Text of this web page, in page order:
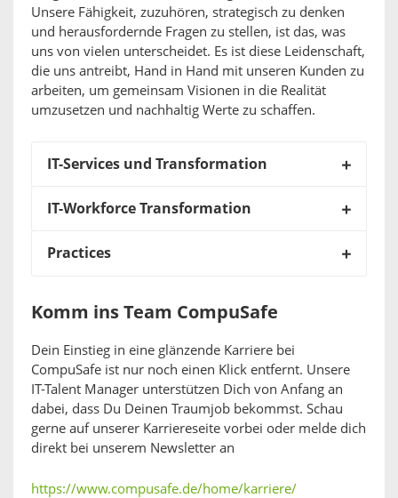
Unsere Fähigkeit, zuzuhören, strategisch zu denken
und herausfordernde Fragen zu stellen, ist das, was
uns von vielen unterscheidet. Es ist diese Leidenschaft,
die uns antreibt, Hand in Hand mit unseren Kunden zu
arbeiten, um gemeinsam Visionen in die Realität
umzusetzen und nachhaltig Werte zu schaffen.
IT-Services und Transformation
IT-Workforce Transformation
Practices
Komm ins Team CompuSafe
Dein Einstieg in eine glänzende Karriere bei
CompuSafe ist nur noch einen Klick entfernt. Unsere
IT-Talent Manager unterstützen Dich von Anfang an
dabei, dass Du Deinen Traumjob bekommst. Schau
gerne auf unserer Karriereseite vorbei oder melde dich
direkt bei unserem Newsletter an
https://www.compusafe.de/home/karriere/